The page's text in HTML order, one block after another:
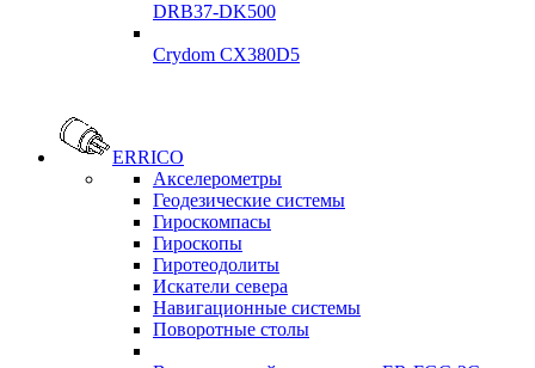
DRB37-DK500
Crydom CX380D5
ADClab
ERRICO
Акселерометры
Геодезические системы
Гироскомпасы
Гироскопы
Гиротеодолиты
Искатели севера
Навигационные системы
Поворотные столы